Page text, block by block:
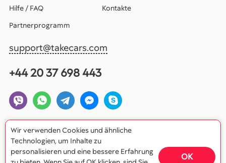
Hilfe / FAQ
Partnerprogramm
Kontakte
support@takecars.com
+44 20 37 698 443
Wir verwenden Cookies und ähnliche
Technologien, um Inhalte zu
personalisieren und eine bessere Erfahrung
OK